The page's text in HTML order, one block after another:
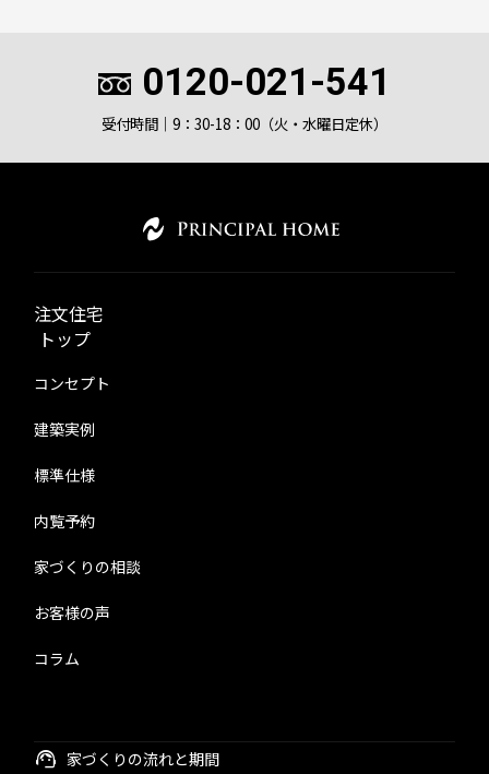
0120-021-541
受付時間｜9：30-18：00（火・水曜日定休）
注文住宅
トップ
コンセプト
建築実例
標準仕様
内覧予約
家づくりの相談
お客様の声
コラム
家づくりの流れと期間